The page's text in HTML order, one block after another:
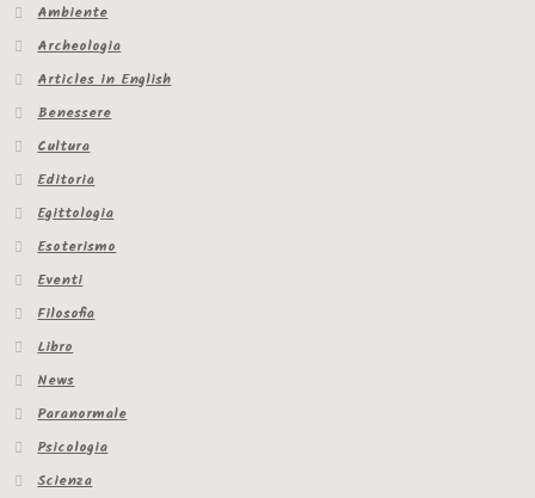
Ambiente
Archeologia
Articles in English
Benessere
Cultura
Editoria
Egittologia
Esoterismo
Eventi
Filosofia
Libro
News
Paranormale
Psicologia
Scienza